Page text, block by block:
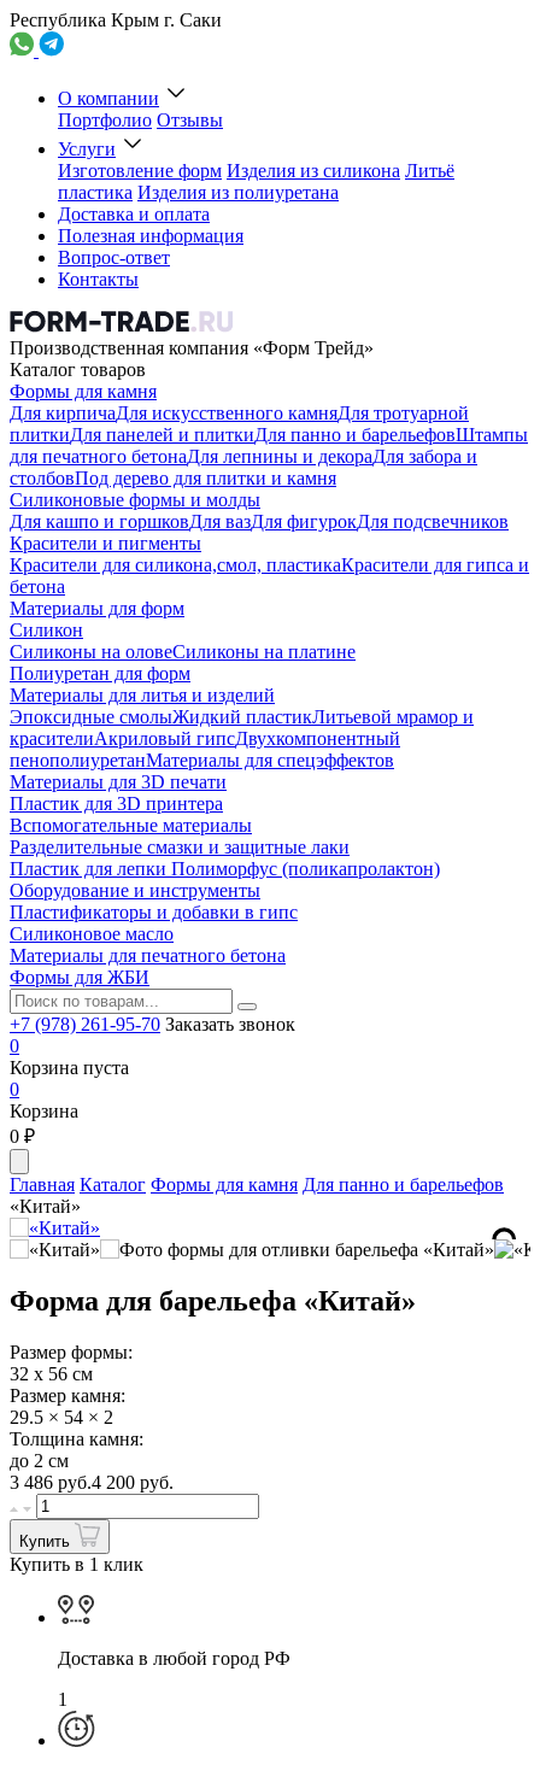
Республика Крым г. Саки
О компании
Портфолио Отзывы
Услуги
Изготовление форм Изделия из силикона Литьё
пластика Изделия из полиуретана
Доставка и оплата
Полезная информация
Вопрос-ответ
Контакты
Производственная компания «Форм Трейд»
Каталог товаров
Формы для камня
Для кирпичаДля искусственного камняДля тротуарной
плиткиДля панелей и плиткиДля панно и барельефовШтампы
для печатного бетонаДля лепнины и декораДля забора и
столбовПод дерево для плитки и камня
Силиконовые формы и молды
Для кашпо и горшковДля вазДля фигурокДля подсвечников
Красители и пигменты
Красители для силикона,смол, пластикаКрасители для гипса и
бетона
Материалы для форм
Силикон
Силиконы на оловеСиликоны на платине
Полиуретан для форм
Материалы для литья и изделий
Эпоксидные смолыЖидкий пластикЛитьевой мрамор и
красителиАкриловый гипсДвухкомпонентный
пенополиуретанМатериалы для спецэффектов
Материалы для 3D печати
Пластик для 3D принтера
Вспомогательные материалы
Разделительные смазки и защитные лаки
Пластик для лепки Полиморфус (поликапролактон)
Оборудование и инструменты
Пластификаторы и добавки в гипс
Силиконовое масло
Материалы для печатного бетона
Формы для ЖБИ
+7 (978) 261-95-70 Заказать звонок
0
Корзина пуста
0
Корзина
0 ₽
Главная Каталог Формы для камня Для панно и барельефов
«Китай»
Форма для барельефа «Китай»
Размер формы:
32 х 56 см
Размер камня:
29.5 × 54 × 2
Толщина камня:
до 2 см
3 486 руб.4 200 руб.
Купить
Купить в 1 клик
Доставка в любой город РФ
1